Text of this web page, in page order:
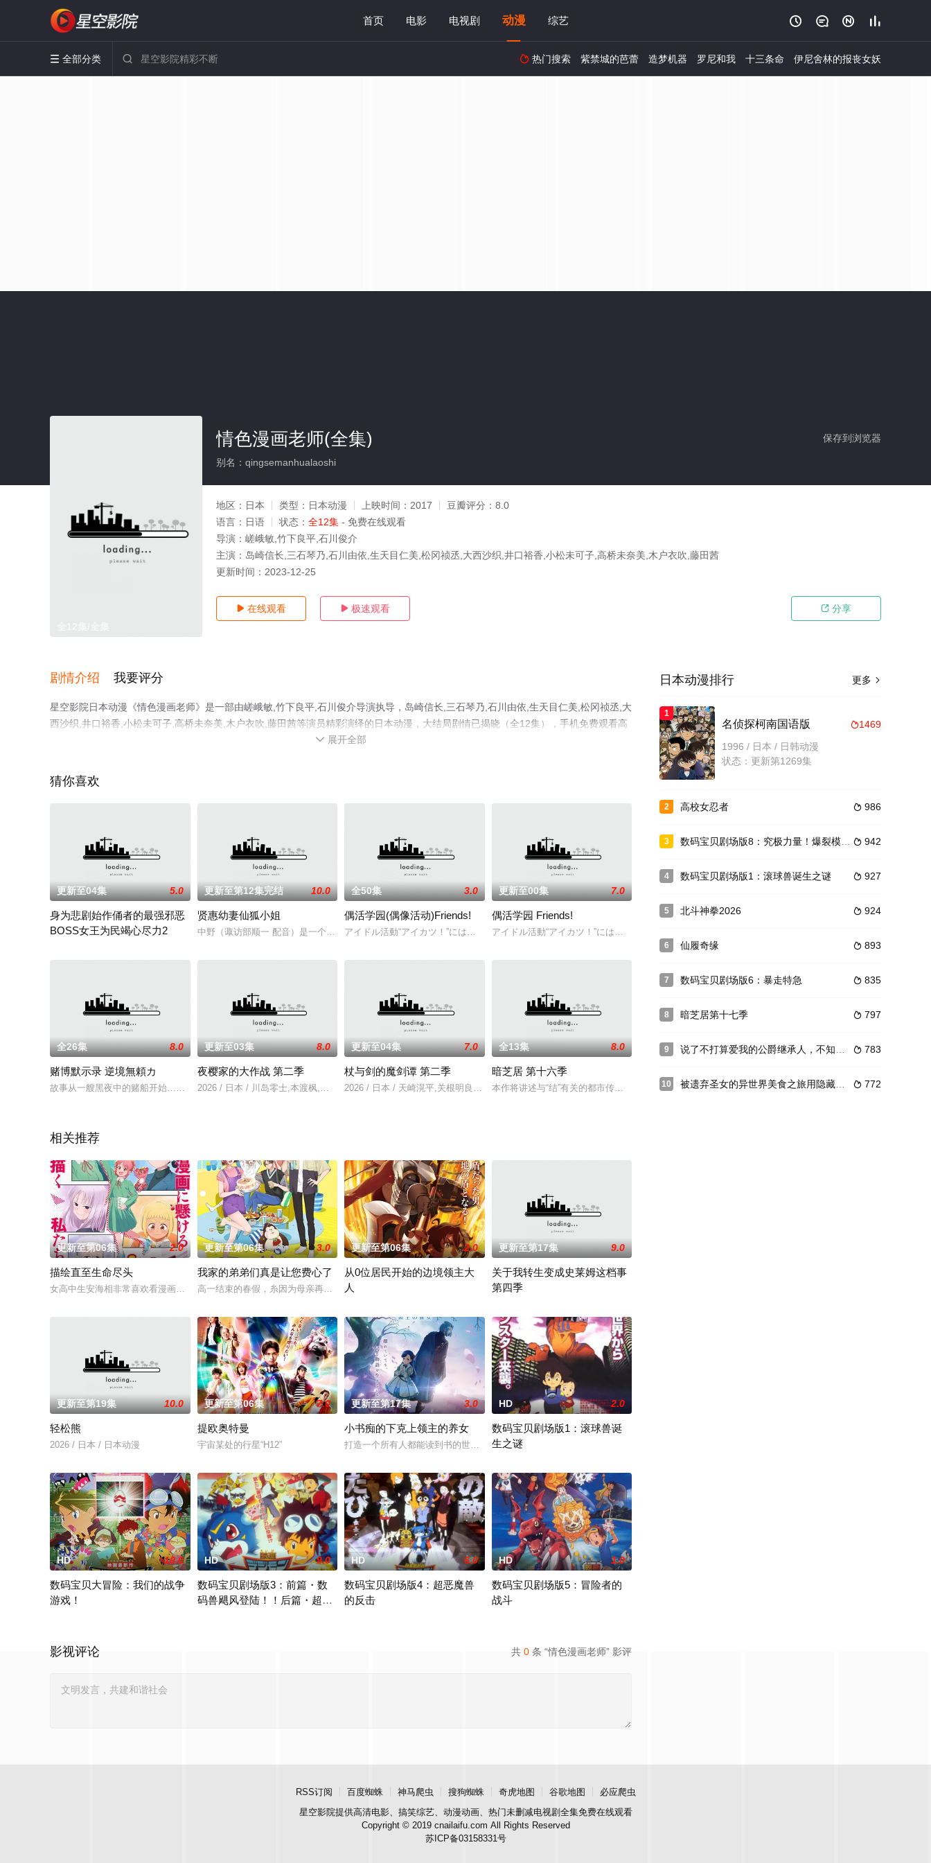
首页 电影 电视剧 动漫 综艺    
 全部分类   热门搜索 紫禁城的芭蕾 造梦机器 罗尼和我 十三条命 伊尼舍林的报丧女妖
保存到浏览器
情色漫画老师(全集)
别名：qingsemanhualaoshi
地区： 日本 类型： 日本动漫 上映时间： 2017 豆瓣评分： 8.0
语言： 日语 状态： 全12集 - 免费在线观看
导演： 嵯峨敏,竹下良平,石川俊介
主演： 岛崎信长,三石琴乃,石川由依,生天目仁美,松冈祯丞,大西沙织,井口裕香,小松未可子,高桥未奈美,木户衣吹,藤田茜
更新时间： 2023-12-25
 在线观看  极速观看  分享
剧情介绍 我要评分
星空影院日本动漫《情色漫画老师》是一部由嵯峨敏,竹下良平,石川俊介导演执导，岛崎信长,三石琴乃,石川由依,生天目仁美,松冈祯丞,大
西沙织,井口裕香,小松未可子,高桥未奈美,木户衣吹,藤田茜等演员精彩演绎的日本动漫，大结局剧情已揭晓（全12集），手机免费观看高
清无删减完整版动漫全集就上星空影视，更多相关信息可移步至豆瓣动漫、电视猫或剧情网等平台了解。
 展开全部
猜你喜欢
更新至04集 5.0
身为悲剧始作俑者的最强邪恶
BOSS女王为民竭心尽力2
2026 / 日本 / 菲鲁兹·蓝,内山昂辉,户松遥,榎木淳弥,立花慎之介,绿川光,森川智之,井上喜久子,游佐浩二,安元洋贵,关俊彦,小野大辅,永冢拓马,下野纮,铃木崚汰,诹访部
更新至第12集完结 10.0
贤惠幼妻仙狐小姐
中野（诹访部顺一 配音）是一个标标准准的社畜，在黑心公司上班的他每一天都会受到老板无情的压榨，下班后筋疲力尽的回到家中，等待着他的是冷冷清清的黑暗房间，还
全50集 3.0
偶活学园(偶像活动)Friends!
アイドル活動“アイカツ！”にはげむアイドルたちの努力と友情の成長物語『アイカツフレンズ！』
更新至00集 7.0
偶活学园 Friends!
アイドル活動“アイカツ！”にはげむアイドルたちの努力と友情の成長物語『アイカツフレンズ！』
全26集 8.0
赌博默示录 逆境無頼カ
故事从一艘黑夜中的赌船开始……男主角，伊藤开司，浑浑噩噩，一事无成，因为好心替人做了担保而背负上了数百万债务。为偿还欠款，开司接受怂恿上了一艘名为“希望之
更新至03集 8.0
夜樱家的大作战 第二季
2026 / 日本 / 川岛零士,本渡枫,小西克幸,鬼头明里,兴津和幸,悠木碧,松冈祯丞,内山夕实
更新至04集 7.0
杖与剑的魔剑谭 第二季
2026 / 日本 / 天崎滉平,关根明良,天野聪美,水中雅章,柿原彻也,Lynn,河西健吾
全13集 8.0
暗芝居 第十六季
本作将讲述与“结”有关的都市传说。
相关推荐
更新至第06集 2.0
描绘直至生命尽头
女高中生安海相非常喜欢看漫画，尤其是 ☆野0 的《机器太与狸太》。国文老师手岛斥责她是浪费生命、声称漫画都是虚构，在没收漫画后，手岛指出漫画产业遭逢的困境
更新至第06集 3.0
我家的弟弟们真是让您费心了
高一结束的春假，糸因为母亲再婚而搬家。 但让她没想到的是，竟多了四个弟弟，令她大为震惊
更新至第06集 2.0
从0位居民开始的边境领主大
人
更新至第17集 9.0
关于我转生变成史莱姆这档事
第四季
更新至第19集 10.0
轻松熊
2026 / 日本 / 日本动漫
更新至第06集 7.0
提欧奥特曼
宇宙某处的行星“H12”
更新至第17集 3.0
小书痴的下克上领主的养女
打造一个所有人都能读到书的世界成为神殿的青衣见习巫女的梅茵，和路兹、多莉以及孤儿院的孩子们一起制作了儿童用的圣典绘本。对书本的热
HD 2.0
数码宝贝剧场版1：滚球兽诞
生之谜
HD 10.0
数码宝贝大冒险：我们的战争
游戏！
HD 9.0
数码宝贝剧场版3：前篇・数
码兽飓风登陆！！后篇・超绝
HD 6.0
数码宝贝剧场版4：超恶魔兽
的反击
HD 1.0
数码宝贝剧场版5：冒险者的
战斗
共 0 条 “情色漫画老师” 影评
影视评论
更多 
日本动漫排行
1
1469
名侦探柯南国语版
1996 / 日本 / 日韩动漫
状态：更新第1269集
2  986
高校女忍者
3  942
数码宝贝剧场版8：究极力量！爆裂模式发动
4  927
数码宝贝剧场版1：滚球兽诞生之谜
5  924
北斗神拳2026
6  893
仙履奇缘
7  835
数码宝贝剧场版6：暴走特急
8  797
暗芝居第十七季
9  783
说了不打算爱我的公爵继承人，不知为何对我宠爱有加
10  772
被遗弃圣女的异世界美食之旅用隐藏技能召唤了露营车
RSS订阅 百度蜘蛛 神马爬虫 搜狗蜘蛛 奇虎地图 谷歌地图
必应爬虫
星空影院提供高清电影、搞笑综艺、动漫动画、热门未删减电视剧全集免费在线观看
Copyright © 2019 cnailaifu.com All Rights Reserved
苏ICP备03158331号